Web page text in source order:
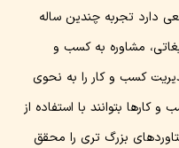
دارد تجربه چندین ساله
از ۵۰۰ کمپین تبلیغاتی، مشاوره به کسب و
کسب و کار را به نحوی
کارها بتوانند با استفاده از
بزرگ تری را محقق